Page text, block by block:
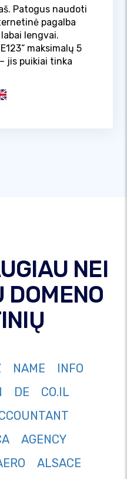
Patogus naudoti
pagalba
lengvai.
maksimalų 5
jis puikiai tinka
NEI
NAME
INFO
DE
CO.IL
AGENCY
ALSACE